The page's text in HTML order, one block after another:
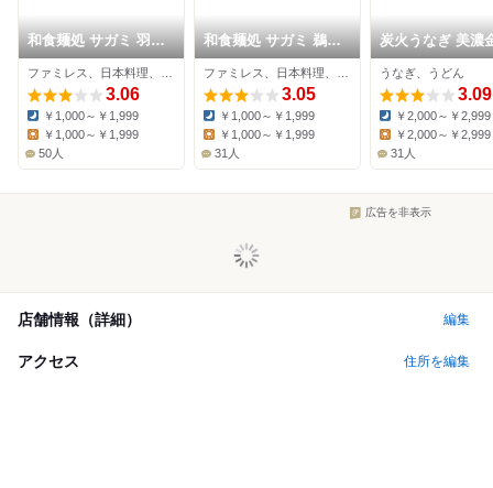
和食麺処 サガミ 羽島
店
3.06
Dinner:
￥1,000～￥1,999
Lunch:
￥1,000～￥1,999
50人
和食麺処 サガミ 鵜沼
店
3.05
Dinner:
￥1,000～￥1,999
Lunch:
￥1,000～￥1,999
31人
炭火うなぎ 美濃
うなぎ、うどん
3.09
Dinner:
￥2,000～￥2,999
Lunch:
￥2,000～￥2,999
31人
広告を非表示
店舗情報（詳細） 編集
アクセス 住所を編集